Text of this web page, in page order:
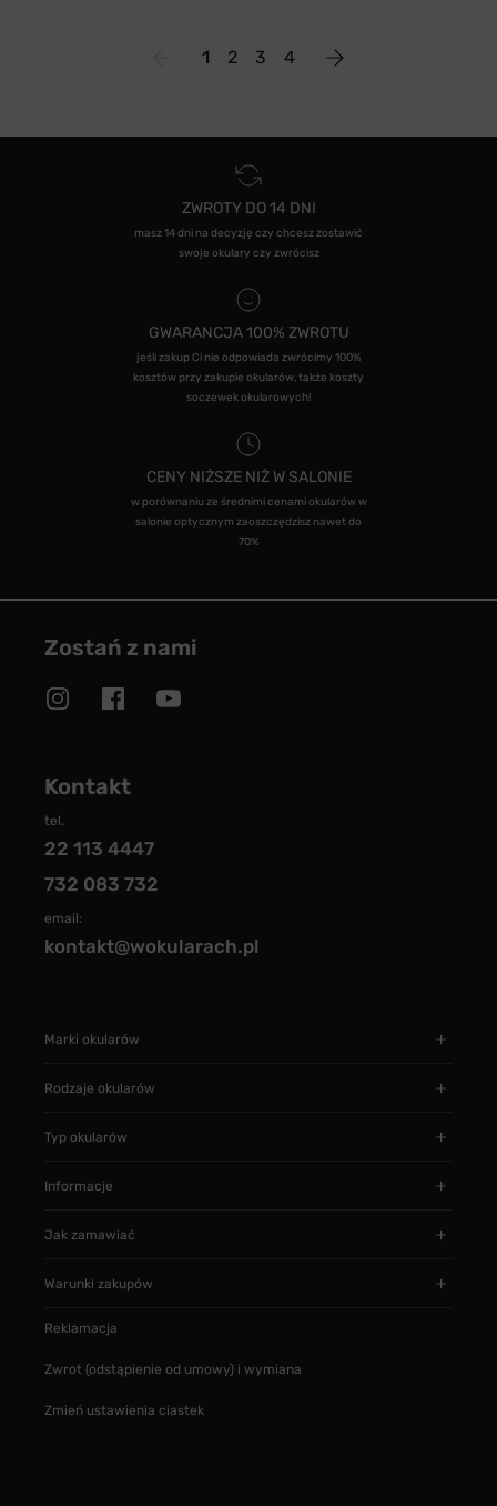
1 2 3 4
ZWROTY DO 14 DNI
masz 14 dni na decyzję czy chcesz zostawić
swoje okulary czy zwrócisz
GWARANCJA 100% ZWROTU
jeśli zakup Ci nie odpowiada zwrócimy 100%
kosztów przy zakupie okularów, także koszty
soczewek okularowych!
CENY NIŻSZE NIŻ W SALONIE
w porównaniu ze średnimi cenami okularów w
salonie optycznym zaoszczędzisz nawet do
70%
Zostań z nami
Kontakt
tel.
22 113 4447
732 083 732
email:
kontakt@wokularach.pl
Marki okularów
Rodzaje okularów
Typ okularów
Informacje
Jak zamawiać
Warunki zakupów
Reklamacja
Zwrot (odstąpienie od umowy) i wymiana
Zmień ustawienia ciastek